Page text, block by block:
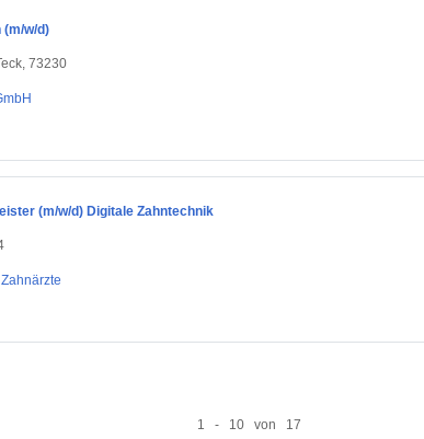
(m/w/d)
73230
(m/w/d) Digitale Zahntechnik
1 - 10 von 17